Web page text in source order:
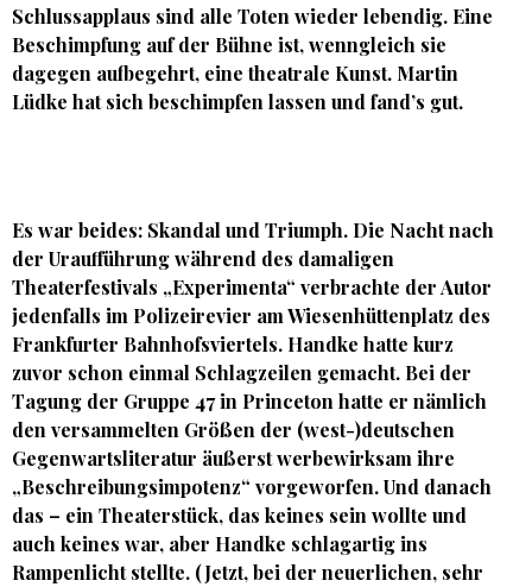
Schlussapplaus sind alle Toten wieder lebendig. Eine
Beschimpfung auf der Bühne ist, wenngleich sie
dagegen aufbegehrt, eine theatrale Kunst. Martin
Lüdke hat sich beschimpfen lassen und fand’s gut.
Es war beides: Skandal und Triumph. Die Nacht nach
der Uraufführung während des damaligen
Theaterfestivals „Experimenta“ verbrachte der Autor
jedenfalls im Polizeirevier am Wiesenhüttenplatz des
Frankfurter Bahnhofsviertels. Handke hatte kurz
zuvor schon einmal Schlagzeilen gemacht. Bei der
Tagung der Gruppe 47 in Princeton hatte er nämlich
den versammelten Größen der (west-)deutschen
Gegenwartsliteratur äußerst werbewirksam ihre
„Beschreibungsimpotenz“ vorgeworfen. Und danach
das – ein Theaterstück, das keines sein wollte und
auch keines war, aber Handke schlagartig ins
Rampenlicht stellte. (Jetzt, bei der neuerlichen, sehr